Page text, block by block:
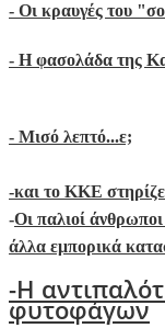
- Οι κραυγές του
- Η φασολάδα της
- Μισό λεπτό...ε;
-και το ΚΚΕ
-Οι παλιοί
άλλα εμπορικά
-Η
φυτοφάγων